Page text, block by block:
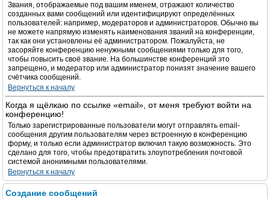
Звания, отображаемые под вашим именем, отражают количество
созданных вами сообщений или идентифицируют определённых
пользователей: например, модераторов и администраторов. Обычно вы
не можете напрямую изменять наименования званий на конференции,
так как они установлены её администратором. Пожалуйста, не
засоряйте конференцию ненужными сообщениями только для того,
чтобы повысить своё звание. На большинстве конференций это
запрещено, и модератор или администратор понизят значение вашего
счётчика сообщений.
Вернуться к началу
Когда я щёлкаю по ссылке «email», от меня требуют войти на
конференцию!
Только зарегистрированные пользователи могут отправлять email-
сообщения другим пользователям через встроенную в конференцию
форму, и только если администратор включил такую возможность. Это
сделано для того, чтобы предотвратить злоупотребления почтовой
системой анонимными пользователями.
Вернуться к началу
Создание сообщений